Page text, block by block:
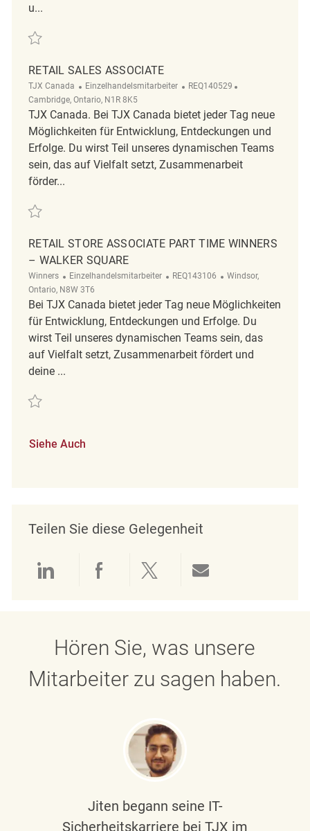
u...
Retten Temp part time Associate REQ137358
RETAIL SALES ASSOCIATE
TJX Canada Kategorie
Einzelhandelsmitarbeiter ReqId
REQ140529
Cambridge, Ontario, N1R 8K5
TJX Canada. Bei TJX Canada bietet jeder Tag neue
Möglichkeiten für Entwicklung, Entdeckungen und
Erfolge. Du wirst Teil unseres dynamischen Teams
sein, das auf Vielfalt setzt, Zusammenarbeit
förder...
Retten Retail Sales Associate REQ140529
RETAIL STORE ASSOCIATE PART TIME WINNERS
– WALKER SQUARE
Winners Kategorie
Einzelhandelsmitarbeiter ReqId
REQ143106 Ort
Windsor,
Ontario, N8W 3T6
Bei TJX Canada bietet jeder Tag neue Möglichkeiten
für Entwicklung, Entdeckungen und Erfolge. Du
wirst Teil unseres dynamischen Teams sein, das
auf Vielfalt setzt, Zusammenarbeit fördert und
deine ...
Retten Retail Store Associate Part Time Winners – Walker square
Siehe Auch
Teilen Sie diese Gelegenheit
Über LinkedIn teilen
Über Facebook teilen
Über Twitter teilen
Hören Sie, was unsere
Mitarbeiter zu sagen haben.
Jiten begann seine IT-
Sicherheitskarriere bei TJX im